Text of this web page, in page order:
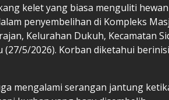
kelet yang biasa menguliti
penyembelihan di Kompleks
Kelurahan Dukuh, Kecamatan
(27/5/2026). Korban diketahui
mengalami serangan jantung